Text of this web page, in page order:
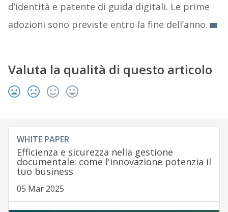
d’identità e patente di guida digitali. Le prime
adozioni sono previste entro la fine dell’anno.
Valuta la qualità di questo articolo
WHITE PAPER
Efficienza e sicurezza nella gestione
documentale: come l'innovazione potenzia il
tuo business
05 Mar 2025